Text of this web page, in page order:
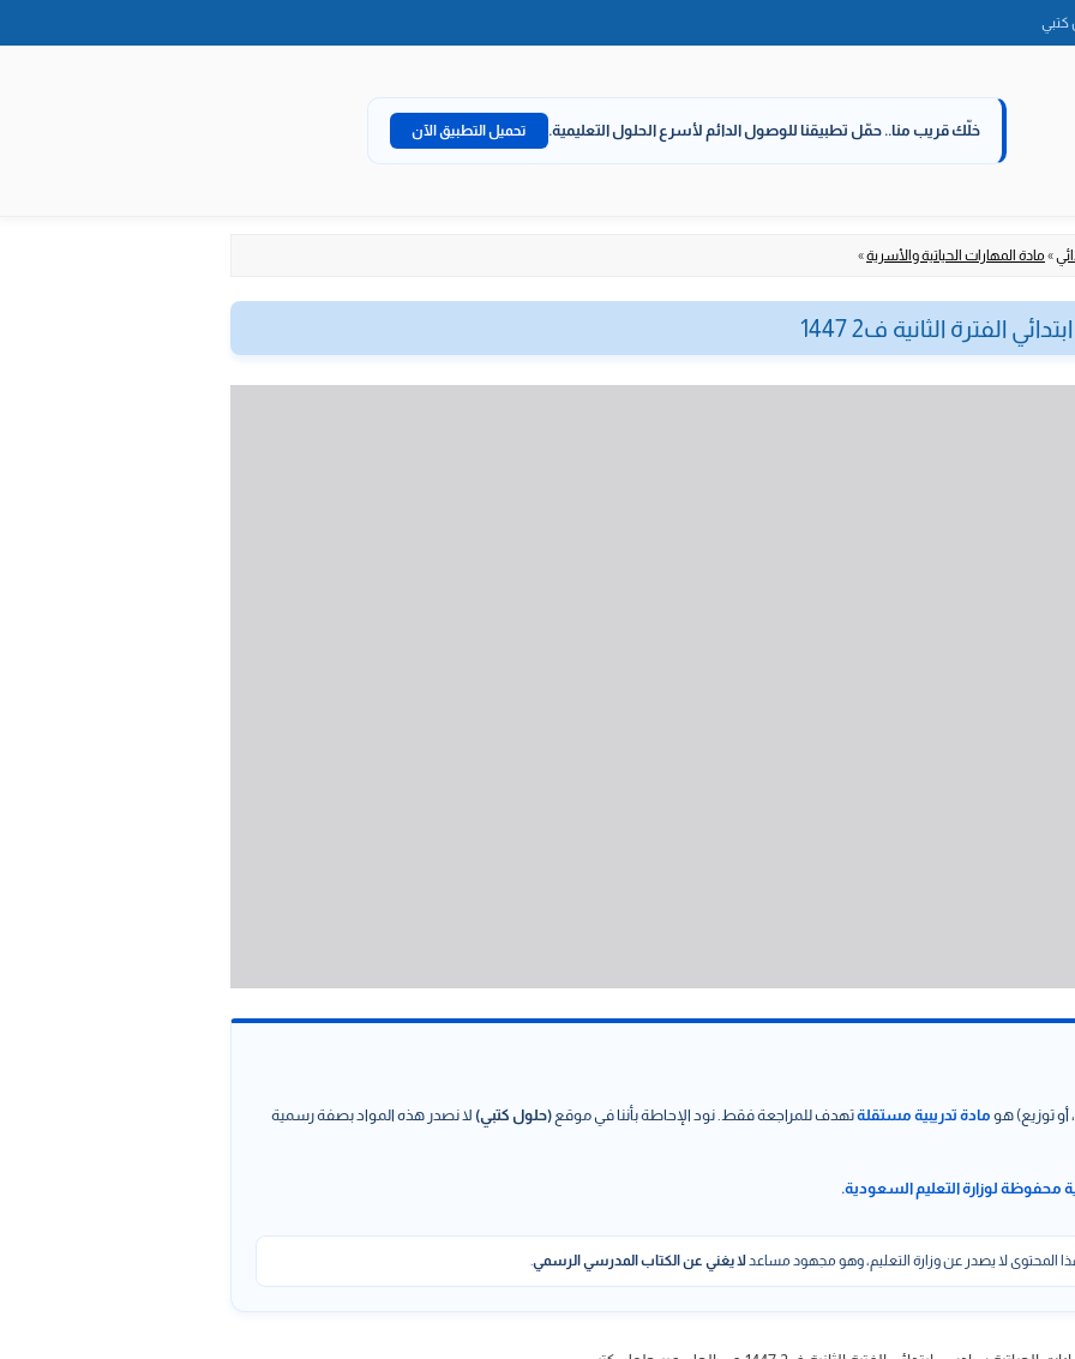
كتبي
خلّك قريب منا.. حمّل تطبيقنا للوصول الدائم لأسرع الحلول التعليمية. تحميل التطبيق الآن
» مادة المهارات الحياتية والأسرية»
الفترة الثانية ف2 1447
أو توزيع) هو مادة تدريبية مستقلةتهدف للمراجعة فقط. نود الإحاطة بأننا في موقع (حلول كتبي) لا نصدر هذه المواد بصفة رسمية
محفوظة لوزارة التعليم السعودية.
المحتوى لا يصدر عن وزارة التعليم، وهو مجهود مساعدلا يغني عن الكتاب المدرسي الرسمي.